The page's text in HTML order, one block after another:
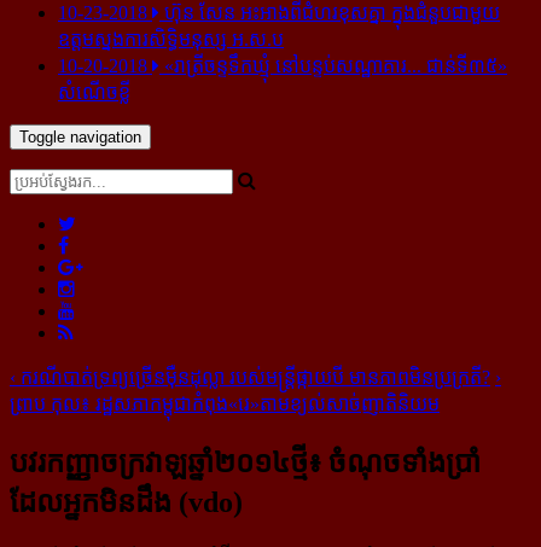
10-23-2018
ហ៊ុន សែន អះអាង​ពី​ជំហរ​ខុស​គ្នា ក្នុង​ជំនួប​ជាមួយ​
ឧត្តម​ស្នងការ​សិទ្ធិ​មនុស្ស អ.ស.ប
10-20-2018
«រាត្រីចន្ទទឹកឃ្មុំ នៅបន្ទប់សណ្ឋាគារ... ជាន់ទី៣៥»
សំណើចខ្លី
Toggle navigation
‹ ករណី​បាត់​ទ្រព្យ​​ច្រើន​ម៉ឺន​ដុល្លា របស់​មន្រ្តី​ផ្កាយ​បី មាន​ភាព​មិន​ប្រក្រតី? ›
ព្រាប កុល៖ រដ្ឋ​សភា​កម្ពុជា​​កំពុង​​«រេ»​​តាម​​ខ្យល់​​​សាច់​​ញាតិ​​និយម
បវរ​កញ្ញា​ចក្រវាឡ​ឆ្នាំ​២០១៤​ថ្មី៖ ចំណុច​ទាំង​ប្រាំ
ដែល​អ្នក​មិន​ដឹង​ (vdo)